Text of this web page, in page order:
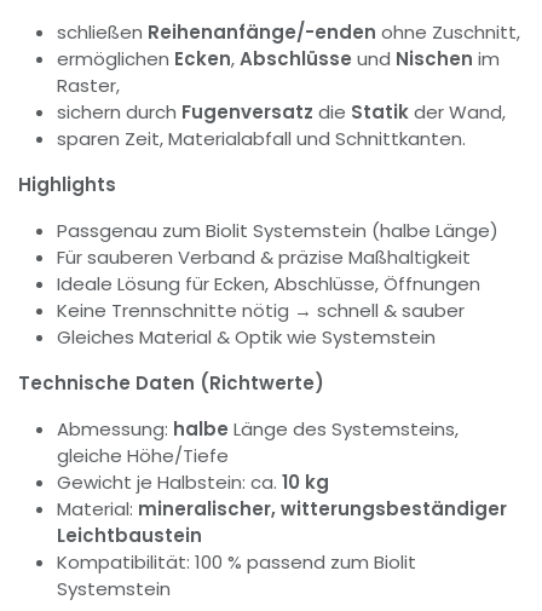
schließen Reihenanfänge/-enden ohne Zuschnitt,
ermöglichen Ecken,Abschlüsse und Nischen im
Raster,
sichern durch Fugenversatz die Statikder Wand,
sparen Zeit, Materialabfall und Schnittkanten.
Highlights
Passgenau zum Biolit Systemstein (halbe Länge)
Für sauberen Verband & präzise Maßhaltigkeit
Ideale Lösung für Ecken, Abschlüsse, Öffnungen
Keine Trennschnitte nötig → schnell & sauber
Gleiches Material & Optik wie Systemstein
Technische Daten (Richtwerte)
Abmessung: halbe Länge des Systemsteins,
gleiche Höhe/Tiefe
Gewicht je Halbstein: ca. 10 kg
Material: mineralischer, witterungsbeständiger
Leichtbaustein
Kompatibilität: 100 % passend zum Biolit
Systemstein